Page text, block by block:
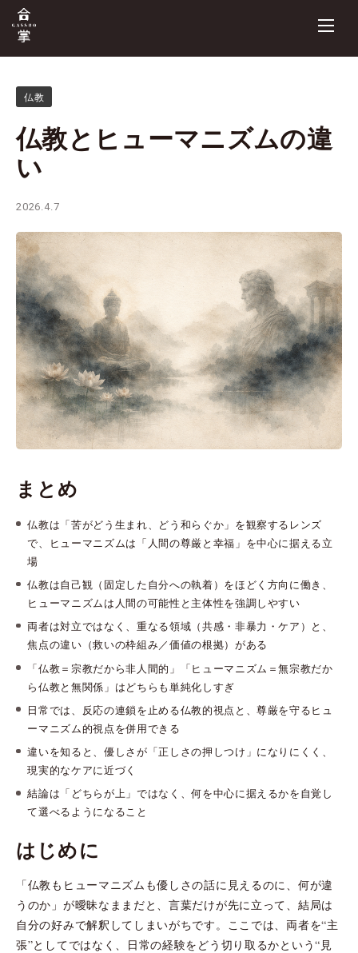
仏教
仏教とヒューマニズムの違
い
2026.4.7
まとめ
仏教は「苦がどう生まれ、どう和らぐか」を観察するレンズ
で、ヒューマニズムは「人間の尊厳と幸福」を中心に据える立
場
仏教は自己観（固定した自分への執着）をほどく方向に働き、
ヒューマニズムは人間の可能性と主体性を強調しやすい
両者は対立ではなく、重なる領域（共感・非暴力・ケア）と、
焦点の違い（救いの枠組み／価値の根拠）がある
「仏教＝宗教だから非人間的」「ヒューマニズム＝無宗教だか
ら仏教と無関係」はどちらも単純化しすぎ
日常では、反応の連鎖を止める仏教的視点と、尊厳を守るヒュ
ーマニズム的視点を併用できる
違いを知ると、優しさが「正しさの押しつけ」になりにくく、
現実的なケアに近づく
結論は「どちらが上」ではなく、何を中心に据えるかを自覚し
て選べるようになること
はじめに
「仏教もヒューマニズムも優しさの話に見えるのに、何が違
うのか」が曖昧なままだと、言葉だけが先に立って、結局は
自分の好みで解釈してしまいがちです。ここでは、両者を“主
張”としてではなく、日常の経験をどう切り取るかという“見